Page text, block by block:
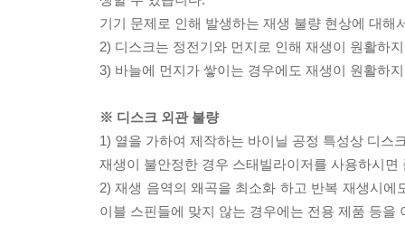
기기 문제로 인해 발생하는 재생 불량 현상에 대
2) 디스크는 정전기와 먼지로 인해 재생이 원활하
3) 바늘에 먼지가 쌓이는 경우에도 재생이 원활하
※ 디스크 외관 불량
1) 열을 가하여 제작하는 바이닐 공정 특성상 디스
재생이 불안정한 경우 스태빌라이저를 사용하시
2) 재생 음역의 왜곡을 최소화 하고 반복 재생시
이블 스핀들에 맞지 않는 경우에는 전용 제품 등